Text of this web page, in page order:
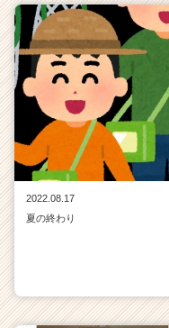
2022.08.17
夏の終わり